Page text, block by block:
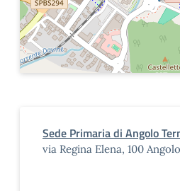
Sede Primaria di Angolo
via Regina Elena, 100